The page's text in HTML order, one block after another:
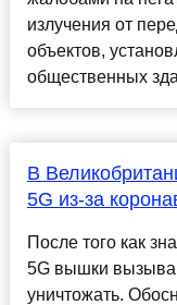
излучения от
объектов,
общественных
В
5G из-за
После того как
5G вышки
уничтожать.